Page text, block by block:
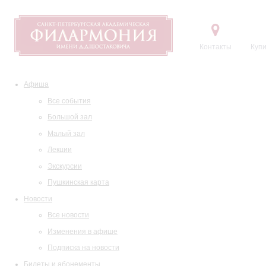
Контакты
Афиша
Все события
Большой зал
Малый зал
Лекции
Экскурсии
Пушкинская карта
Новости
Все новости
Изменения в афише
Подписка на новости
Билеты и абонементы